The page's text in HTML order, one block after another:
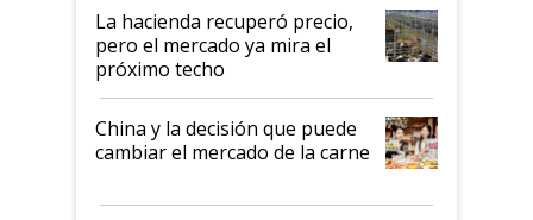
La hacienda recuperó precio,
pero el mercado ya mira el
próximo techo
China y la decisión que puede
cambiar el mercado de la carne